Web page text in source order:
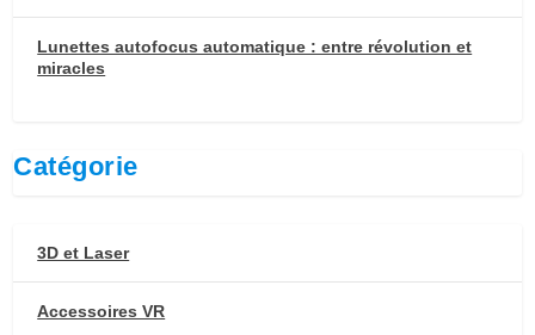
Lunettes autofocus automatique : entre révolution et
miracles
Catégorie
3D et Laser
Accessoires VR